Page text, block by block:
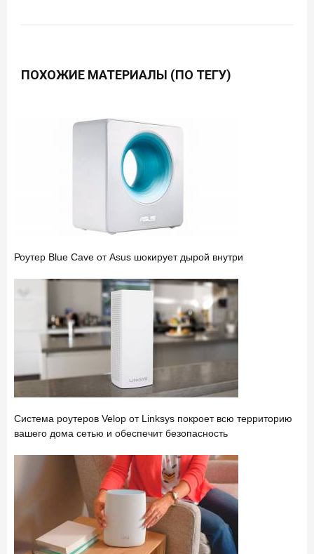
ПОХОЖИЕ МАТЕРИАЛЫ (ПО ТЕГУ)
Роутер Blue Cave от Asus шокирует дырой внутри
Система роутеров Velop от Linksys покроет всю территорию
вашего дома сетью и обеспечит безопасность